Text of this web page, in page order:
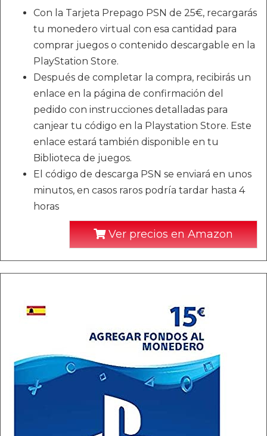
Con la Tarjeta Prepago PSN de 25€, recargarás
tu monedero virtual con esa cantidad para
comprar juegos o contenido descargable en la
PlayStation Store.
Después de completar la compra, recibirás un
enlace en la página de confirmación del
pedido con instrucciones detalladas para
canjear tu código en la Playstation Store. Este
enlace estará también disponible en tu
Biblioteca de juegos.
El código de descarga PSN se enviará en unos
minutos, en casos raros podría tardar hasta 4
horas
Ver precios en Amazon